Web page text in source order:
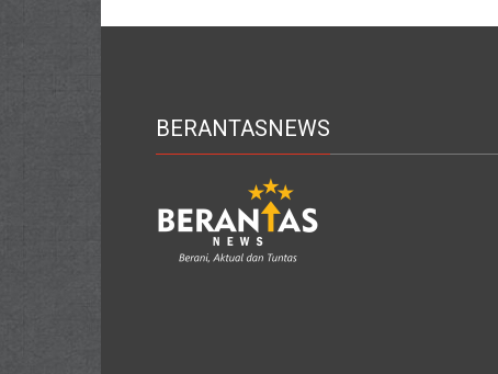
BERANTASNEWS